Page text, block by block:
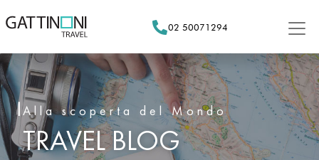
to
02 50071294
Alla scoperta del Mondo
TRAVEL BLOG